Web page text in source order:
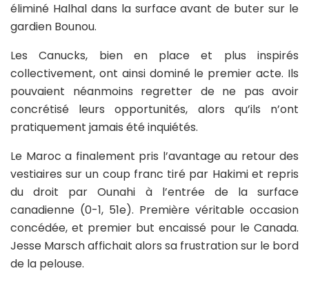
éliminé Halhal dans la surface avant de buter sur le
gardien Bounou.
Les Canucks, bien en place et plus inspirés
collectivement, ont ainsi dominé le premier acte. Ils
pouvaient néanmoins regretter de ne pas avoir
concrétisé leurs opportunités, alors qu’ils n’ont
pratiquement jamais été inquiétés.
Le Maroc a finalement pris l’avantage au retour des
vestiaires sur un coup franc tiré par Hakimi et repris
du droit par Ounahi à l’entrée de la surface
canadienne (0-1, 51e). Première véritable occasion
concédée, et premier but encaissé pour le Canada.
Jesse Marsch affichait alors sa frustration sur le bord
de la pelouse.